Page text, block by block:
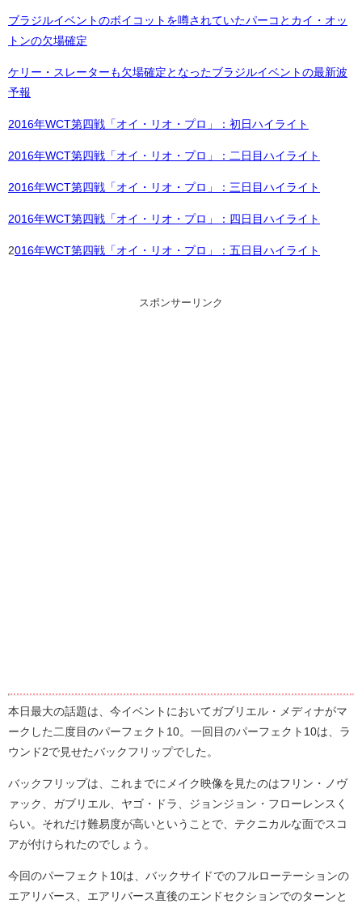
ブラジルイベントのボイコットを噂されていたパーコとカイ・オッ
トンの欠場確定
ケリー・スレーターも欠場確定となったブラジルイベントの最新波
予報
2016年WCT第四戦「オイ・リオ・プロ」：初日ハイライト
2016年WCT第四戦「オイ・リオ・プロ」：二日目ハイライト
2016年WCT第四戦「オイ・リオ・プロ」：三日目ハイライト
2016年WCT第四戦「オイ・リオ・プロ」：四日目ハイライト
2016年WCT第四戦「オイ・リオ・プロ」：五日目ハイライト
スポンサーリンク
本日最大の話題は、今イベントにおいてガブリエル・メディナがマ
ークした二度目のパーフェクト10。一回目のパーフェクト10は、ラ
ウンド2で見せたバックフリップでした。
バックフリップは、これまでにメイク映像を見たのはフリン・ノヴ
ァック、ガブリエル、ヤゴ・ドラ、ジョンジョン・フローレンスく
らい。それだけ難易度が高いということで、テクニカルな面でスコ
アが付けられたのでしょう。
今回のパーフェクト10は、バックサイドでのフルローテーションの
エアリバース、エアリバース直後のエンドセクションでのターンと